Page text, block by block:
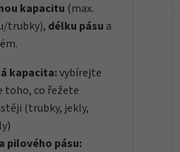
kapacitu (max.
trubky), délku pásu a
kapacita:vybírejte
toho, co řežete
(trubky, jekly,
pilového pásu: